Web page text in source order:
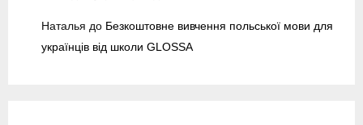
Наталья до Безкоштовне вивчення польської мови для
українців від школи GLOSSA